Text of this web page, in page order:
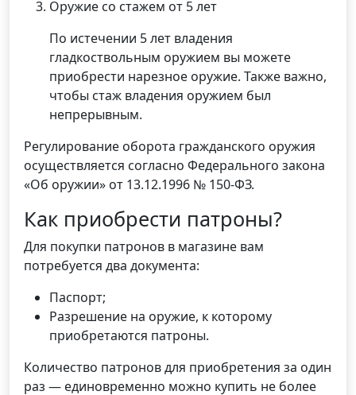
Оружие со стажем от 5 лет
По истечении 5 лет владения
гладкоствольным оружием вы можете
приобрести нарезное оружие. Также важно,
чтобы стаж владения оружием был
непрерывным.
Регулирование оборота гражданского оружия
осуществляется согласно Федерального закона
«Об оружии» от 13.12.1996 № 150-ФЗ.
Как приобрести патроны?
Для покупки патронов в магазине вам
потребуется два документа:
Паспорт;
Разрешение на оружие, к которому
приобретаются патроны.
Количество патронов для приобретения за один
раз — единовременно можно купить не более